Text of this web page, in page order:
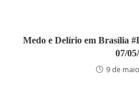
Medo e Delírio em Brasília
07/
9 de